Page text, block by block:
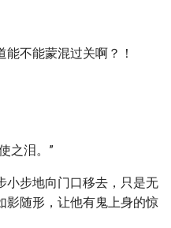
不能蒙混过关啊？！
之泪。”
小步地向门口移去，只是无
影随形，让他有鬼上身的惊